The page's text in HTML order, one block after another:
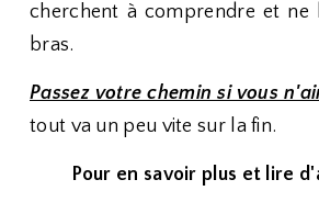
cherchent à comprendre et ne
bras.
Passez votre chemin si vous
tout va un peu vite sur la fin.
Pour en savoir plus et lire